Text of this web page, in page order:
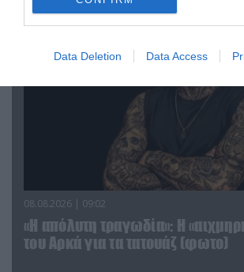
Data Deletion Data Access
08.08.2026 | 09:02
«Η απόλυτη τραγωδία»: Η
του Αρκά για τα τατουάζ (φωτο)